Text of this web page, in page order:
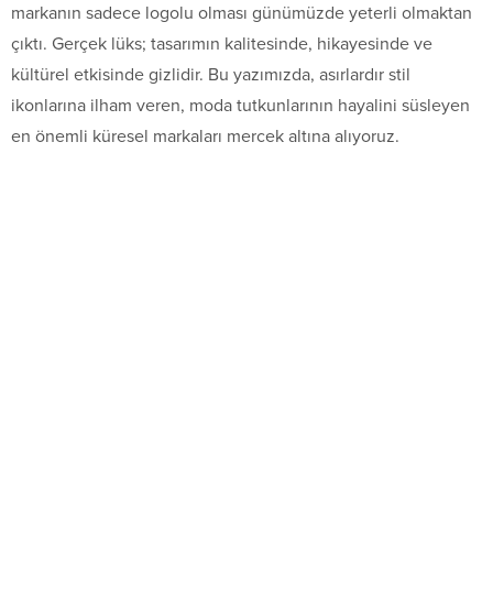
markanın sadece logolu olması günümüzde yeterli olmaktan
çıktı. Gerçek lüks; tasarımın kalitesinde, hikayesinde ve
kültürel etkisinde gizlidir. Bu yazımızda, asırlardır stil
ikonlarına ilham veren, moda tutkunlarının hayalini süsleyen
en önemli küresel markaları mercek altına alıyoruz.